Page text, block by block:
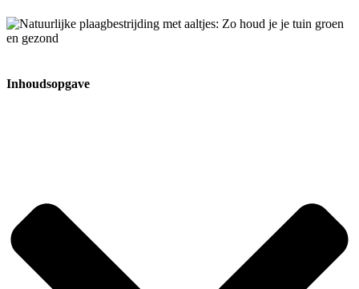
Inhoudsopgave